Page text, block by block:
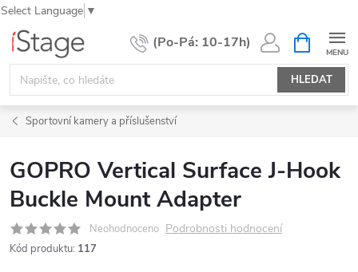
Select Language ▼
Přejít
obsah
HLEDAT
NÁKUPNÍ
KOŠÍK
Sportovní kamery a příslušenství
GOPRO Vertical Surface J-Hook
Buckle Mount Adapter
Neohodnoceno Podrobnosti hodnocení
Kód produktu: 117